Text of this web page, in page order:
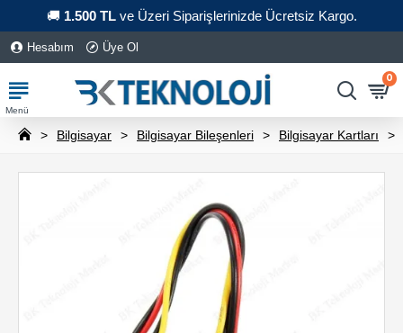
🚚 1.500 TLve Üzeri Siparişlerinizde Ücretsiz Kargo.
Hesabım Üye Ol
0
Bilgisayar Bilgisayar Bileşenleri Bilgisayar Kartları